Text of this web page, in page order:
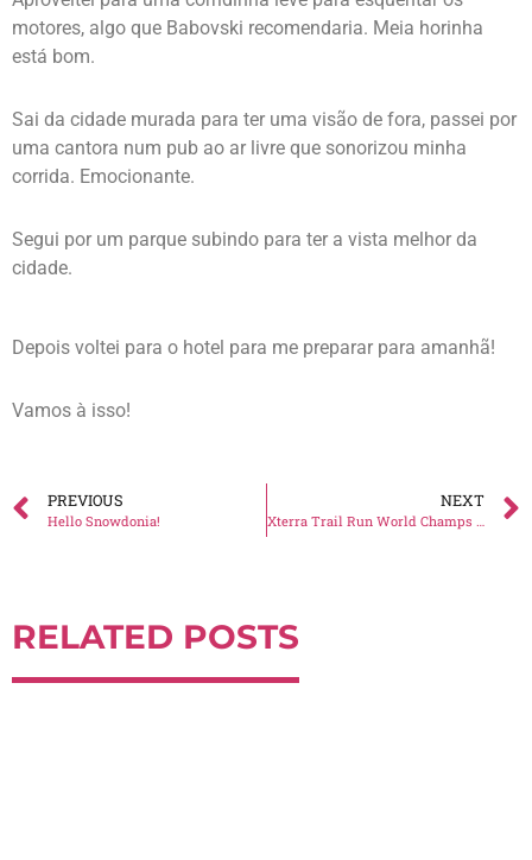
motores, algo que Babovski recomendaria. Meia horinha
está bom.
Sai da cidade murada para ter uma visão de fora, passei por
uma cantora num pub ao ar livre que sonorizou minha
corrida. Emocionante.
Segui por um parque subindo para ter a vista melhor da
cidade.
Depois voltei para o hotel para me preparar para amanhã!
Vamos à isso!
PREVIOUS
Hello Snowdonia!
NEXT
RELATED POSTS